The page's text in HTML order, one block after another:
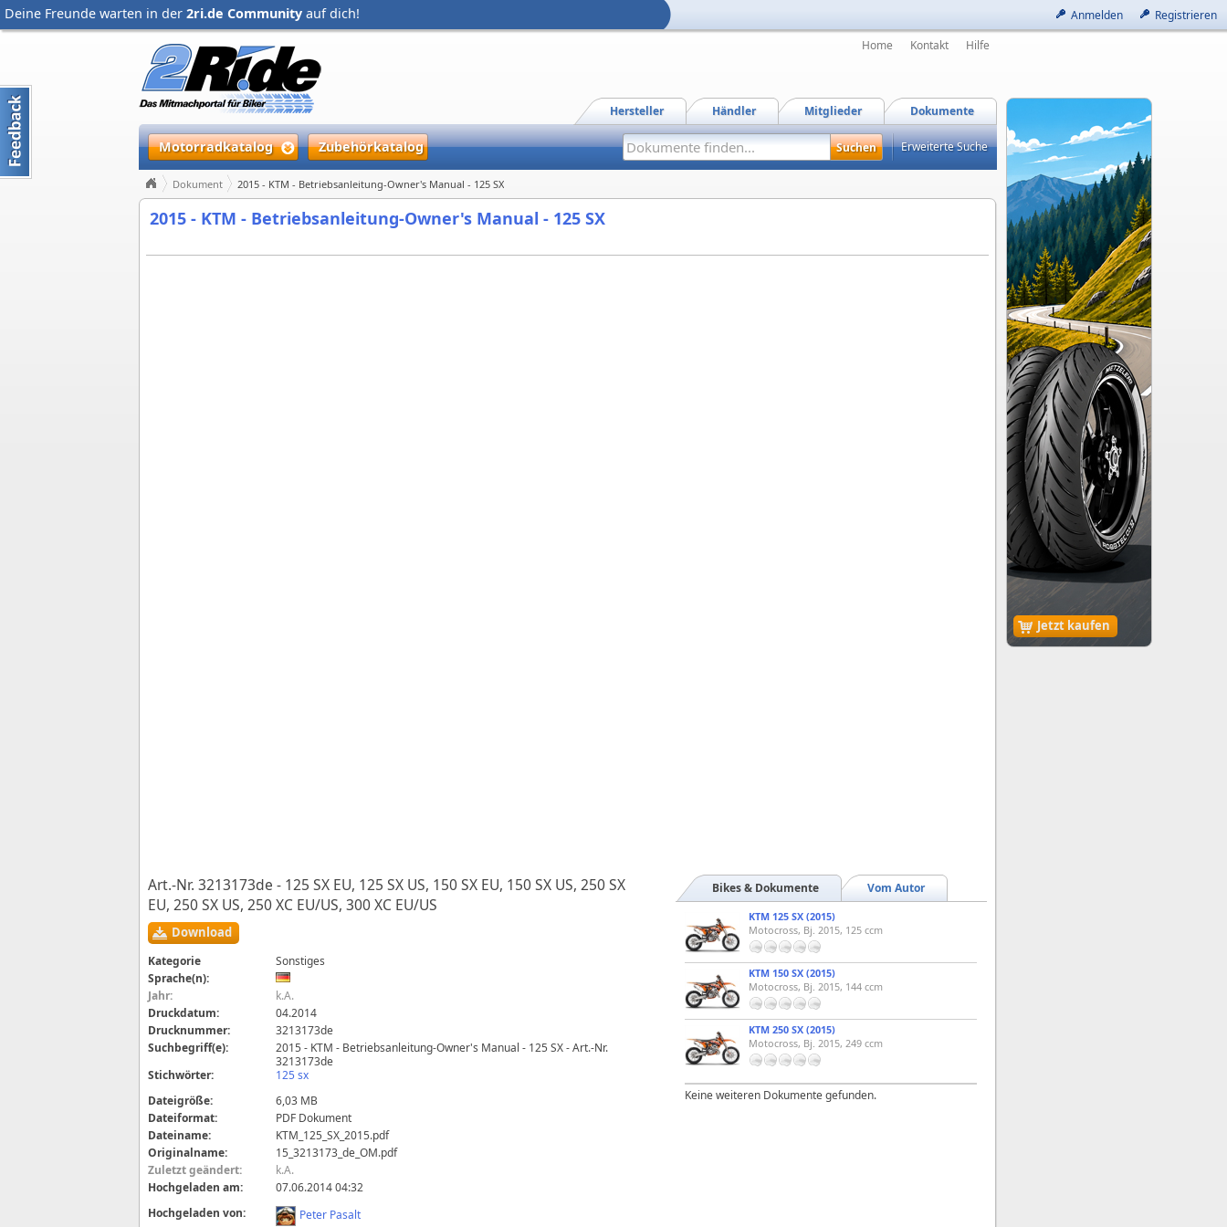
Anmelden Registrieren
Deine Freunde warten in der 2ri.de Community auf dich!
Jetzt kaufen
Home Kontakt Hilfe
Dokumente
Mitglieder
Händler
Hersteller
Motorradkatalog Zubehörkatalog Erweiterte Suche
Dokument 2015 - KTM - Betriebsanleitung-Owner's Manual - 125 SX
2015 - KTM - Betriebsanleitung-Owner's Manual - 125 SX
Art.-Nr. 3213173de - 125 SX EU, 125 SX US, 150 SX EU, 150 SX US, 250 SX
EU, 250 SX US, 250 XC EU/US, 300 XC EU/US
Download
Kategorie
Sonstiges
Sprache(n):
Jahr:
k.A.
Druckdatum:
04.2014
Drucknummer:
3213173de
Suchbegriff(e):
2015 - KTM - Betriebsanleitung-Owner's Manual - 125 SX - Art.-Nr.
3213173de
Stichwörter:
125 sx
Dateigröße:
6,03 MB
Dateiformat:
PDF Dokument
Dateiname:
KTM_125_SX_2015.pdf
Originalname:
15_3213173_de_OM.pdf
Zuletzt geändert:
k.A.
Hochgeladen am:
07.06.2014 04:32
Hochgeladen von:
Peter Pasalt
Vom Autor
Bikes & Dokumente
KTM 125 SX (2015)
Motocross, Bj. 2015, 125 ccm
KTM 150 SX (2015)
Motocross, Bj. 2015, 144 ccm
KTM 250 SX (2015)
Motocross, Bj. 2015, 249 ccm
Keine weiteren Dokumente gefunden.